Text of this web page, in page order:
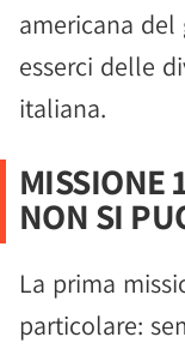
americana
esserci delle
italiana.
MISSIONE
NON SI
La prima
particolare: